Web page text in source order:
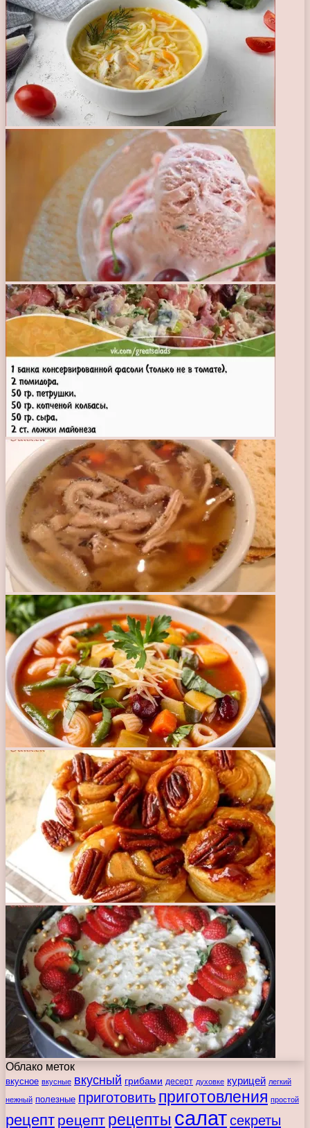
Облако меток
вкусное вкусные вкусный грибами десерт духовке курицей легкий
нежный полезные приготовить приготовления простой
рецепт рецепт рецепты салатсекреты